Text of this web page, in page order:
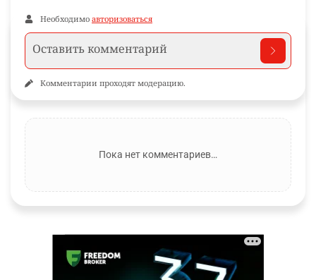
Необходимо авторизоваться
Комментарии проходят модерацию.
Пока нет комментариев…